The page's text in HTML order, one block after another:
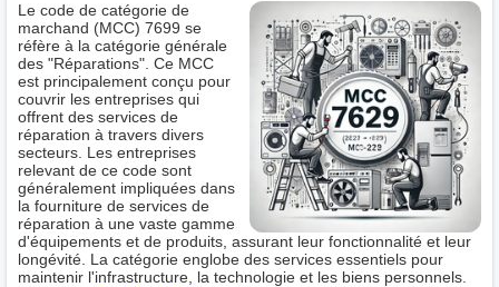
Le code de catégorie de
marchand (MCC) 7699 se
réfère à la catégorie générale
des "Réparations". Ce MCC
est principalement conçu pour
couvrir les entreprises qui
offrent des services de
réparation à travers divers
secteurs. Les entreprises
relevant de ce code sont
généralement impliquées dans
la fourniture de services de
réparation à une vaste gamme
d'équipements et de produits, assurant leur fonctionnalité et leur
longévité. La catégorie englobe des services essentiels pour
maintenir l'infrastructure, la technologie et les biens personnels.